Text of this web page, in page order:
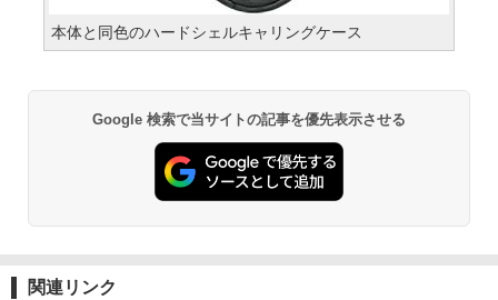
本体と同色のハードシェルキャリングケース
Google 検索で当サイトの記事を優先表示させる
関連リンク